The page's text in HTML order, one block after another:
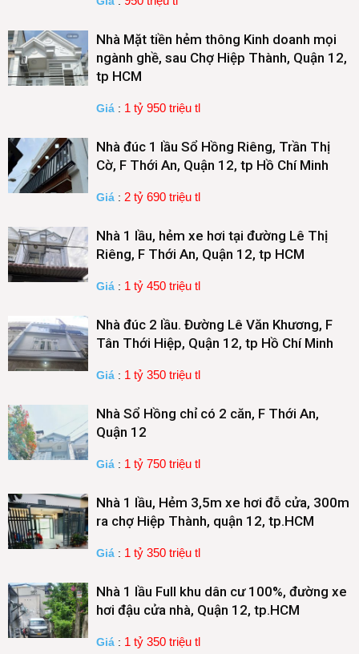
Nhà Mặt tiền hẻm thông Kinh doanh mọi
ngành ghề, sau Chợ Hiệp Thành, Quận 12,
tp HCM
Giá : 1 tỷ 950 triệu tl
Nhà đúc 1 lầu Sổ Hồng Riêng, Trần Thị
Cờ, F Thới An, Quận 12, tp Hồ Chí Minh
Giá : 2 tỷ 690 triệu tl
Nhà 1 lầu, hẻm xe hơi tại đường Lê Thị
Riêng, F Thới An, Quận 12, tp HCM
Giá : 1 tỷ 450 triệu tl
Nhà đúc 2 lầu. Đường Lê Văn Khương, F
Tân Thới Hiệp, Quận 12, tp Hồ Chí Minh
Giá : 1 tỷ 350 triệu tl
Nhà Sổ Hồng chỉ có 2 căn, F Thới An,
Quận 12
Giá : 1 tỷ 750 triệu tl
Nhà 1 lầu, Hẻm 3,5m xe hơi đỗ cửa, 300m
ra chợ Hiệp Thành, quận 12, tp.HCM
Giá : 1 tỷ 350 triệu tl
Nhà 1 lầu Full khu dân cư 100%, đường xe
hơi đậu cửa nhà, Quận 12, tp.HCM
Giá : 1 tỷ 350 triệu tl